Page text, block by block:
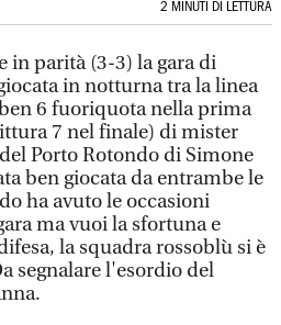
2 MINUTI DI LETTURA
in parità (3-3) la gara di
in notturna tra la linea
6 fuoriquota nella prima
7 nel finale) di mister
Porto Rotondo di Simone
ben giocata da entrambe le
ha avuto le occasioni
ma vuoi la sfortuna e
la squadra rossoblù si è
segnalare l'esordio del